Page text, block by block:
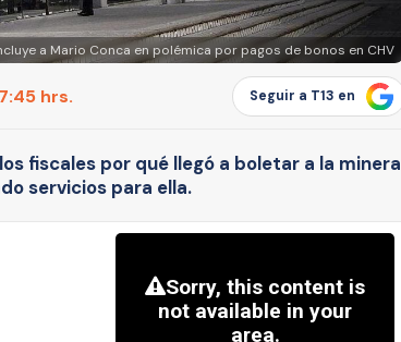
a Mario Conca en polémica por pagos de bonos en CHV
hrs. Seguir a T13 en
fiscales por qué llegó a boletar a la minera
servicios para ella.